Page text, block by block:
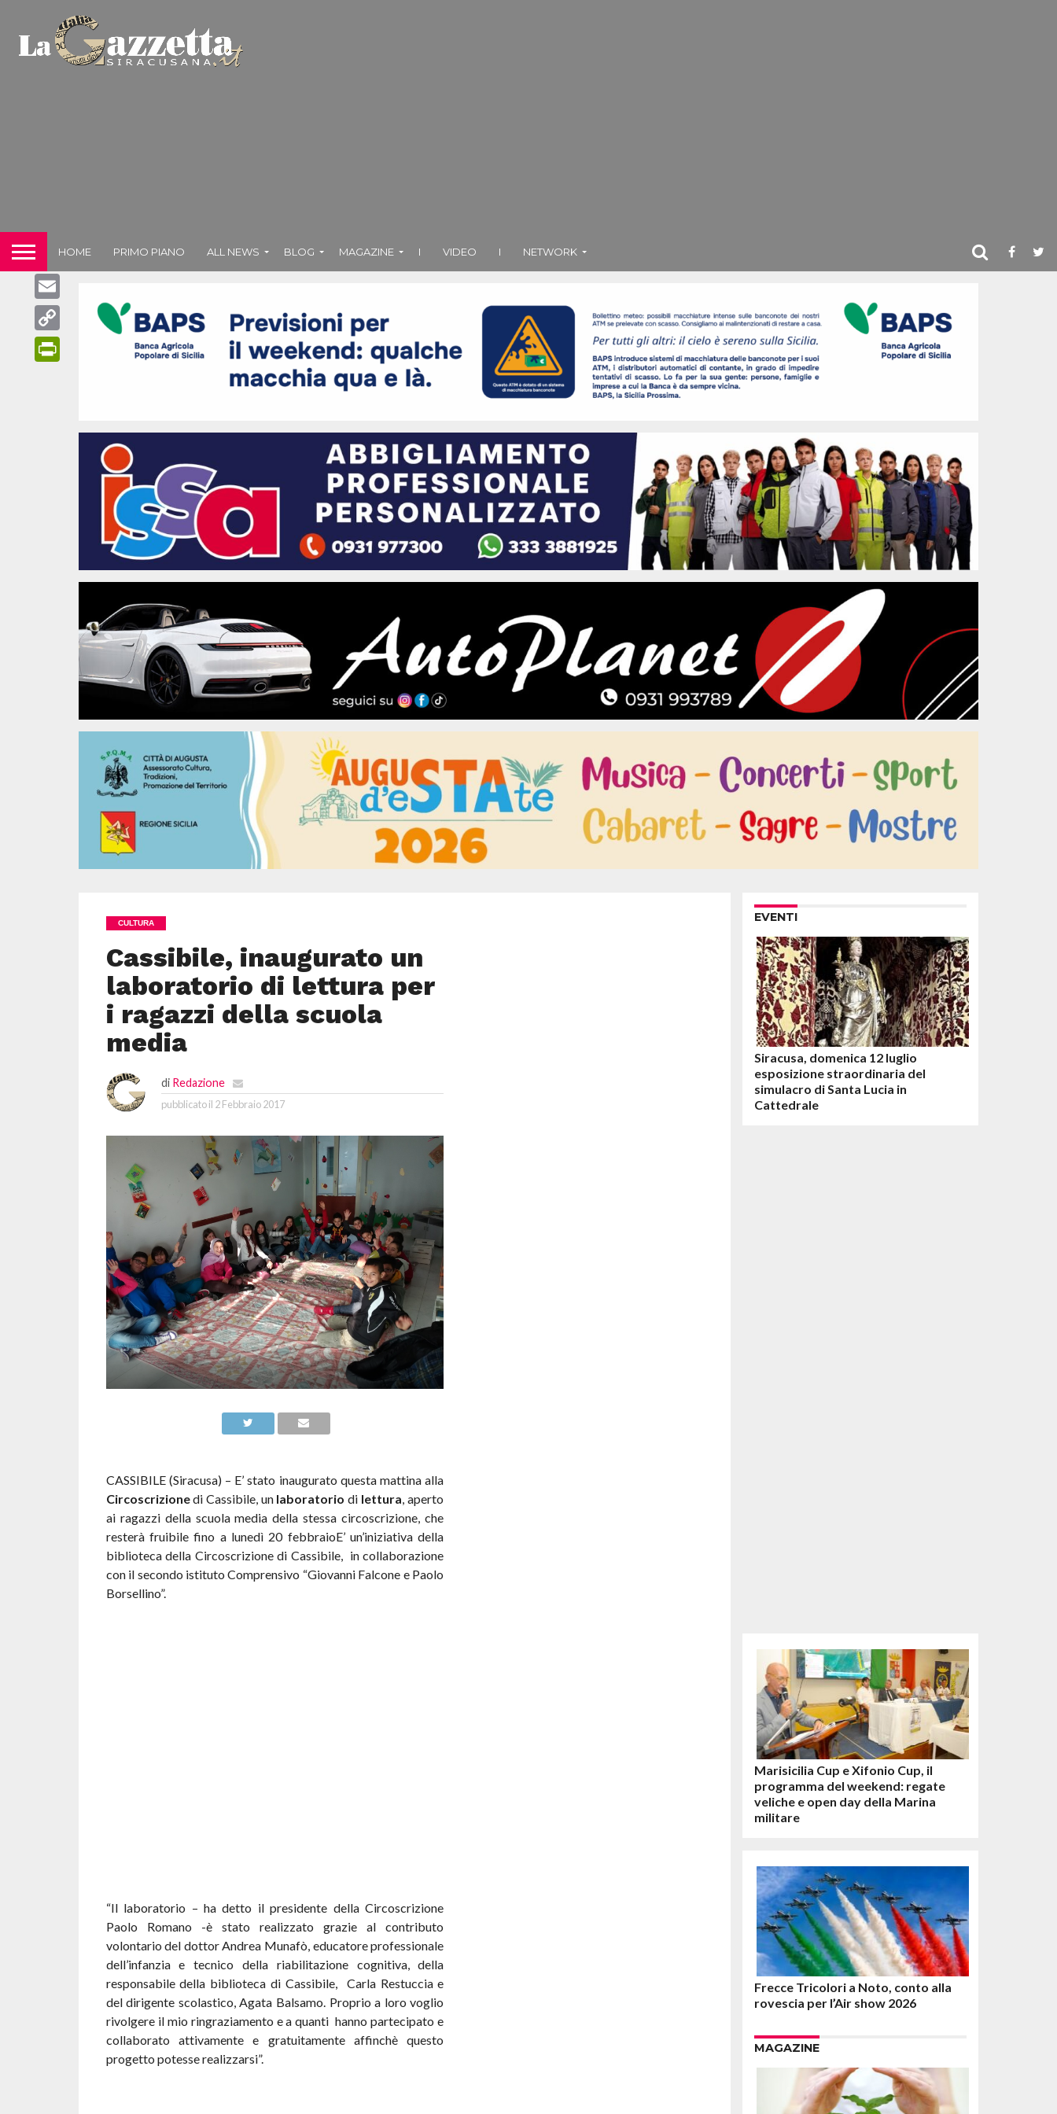
HOME PRIMO PIANO ALL NEWS BLOG MAGAZINE I VIDEO I NETWORK
CULTURA
Cassibile, inaugurato un
laboratorio di lettura per
i ragazzi della scuola
media
di Redazione
pubblicato il 2 Febbraio 2017
CASSIBILE (Siracusa) – E’ stato inaugurato questa mattina alla
Circoscrizionedi Cassibile, un laboratorio di lettura, aperto
ai ragazzi della scuola media della stessa circoscrizione, che
resterà fruibile fino a lunedì 20 febbraioE’ un’iniziativa della
biblioteca della Circoscrizione di Cassibile, in collaborazione
con il secondo istituto Comprensivo “Giovanni Falcone e Paolo
Borsellino”.
“Il laboratorio – ha detto il presidente della Circoscrizione
Paolo Romano -è stato realizzato grazie al contributo
volontario del dottor Andrea Munafò, educatore professionale
dell’infanzia e tecnico della riabilitazione cognitiva, della
responsabile della biblioteca di Cassibile, Carla Restuccia e
del dirigente scolastico, Agata Balsamo. Proprio a loro voglio
rivolgere il mio ringraziamento e a quanti hanno partecipato e
collaborato attivamente e gratuitamente affinchè questo
progetto potesse realizzarsi”.
X
LinkedIn
Email
Copy
EVENTI
Siracusa, domenica 12 luglio
esposizione straordinaria del
simulacro di Santa Lucia in
Cattedrale
Marisicilia Cup e Xifonio Cup, il
programma del weekend: regate
veliche e open day della Marina
militare
Frecce Tricolori a Noto, conto alla
rovescia per l’Air show 2026
MAGAZINE